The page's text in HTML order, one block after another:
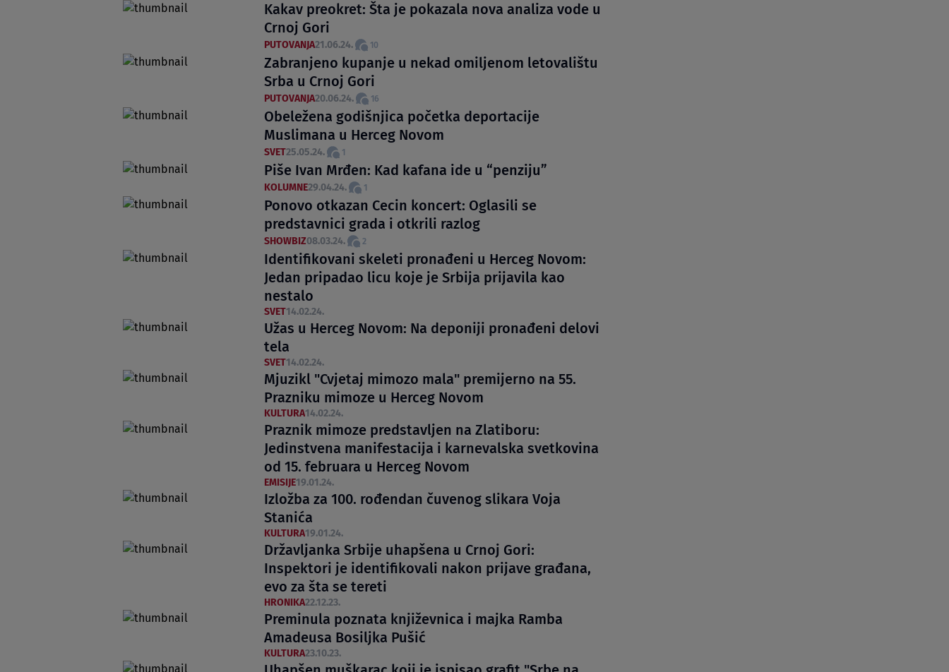
Kakav preokret: Šta je pokazala nova analiza vode u
Crnoj Gori
PUTOVANJA21.06.24. 10
Zabranjeno kupanje u nekad omiljenom letovalištu
Srba u Crnoj Gori
PUTOVANJA20.06.24. 16
Obeležena godišnjica početka deportacije
Muslimana u Herceg Novom
SVET25.05.24. 1
Piše Ivan Mrđen: Kad kafana ide u “penziju”
KOLUMNE29.04.24. 1
Ponovo otkazan Cecin koncert: Oglasili se
predstavnici grada i otkrili razlog
SHOWBIZ08.03.24. 2
Identifikovani skeleti pronađeni u Herceg Novom:
Jedan pripadao licu koje je Srbija prijavila kao
nestalo
SVET14.02.24.
Užas u Herceg Novom: Na deponiji pronađeni delovi
tela
SVET14.02.24.
Mjuzikl "Cvjetaj mimozo mala" premijerno na 55.
Prazniku mimoze u Herceg Novom
KULTURA14.02.24.
Praznik mimoze predstavljen na Zlatiboru:
Jedinstvena manifestacija i karnevalska svetkovina
od 15. februara u Herceg Novom
EMISIJE19.01.24.
Izložba za 100. rođendan čuvenog slikara Voja
Stanića
KULTURA19.01.24.
Državljanka Srbije uhapšena u Crnoj Gori:
Inspektori je identifikovali nakon prijave građana,
evo za šta se tereti
HRONIKA22.12.23.
Preminula poznata književnica i majka Ramba
Amadeusa Bosiljka Pušić
KULTURA23.10.23.